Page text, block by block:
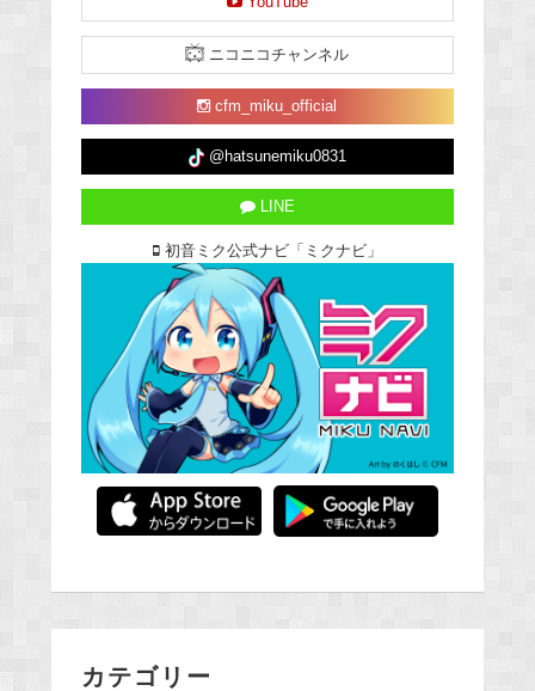
ニコニコチャンネル
cfm_miku_official
@hatsunemiku0831
LINE
初音ミク公式ナビ「ミクナビ」
カテゴリー